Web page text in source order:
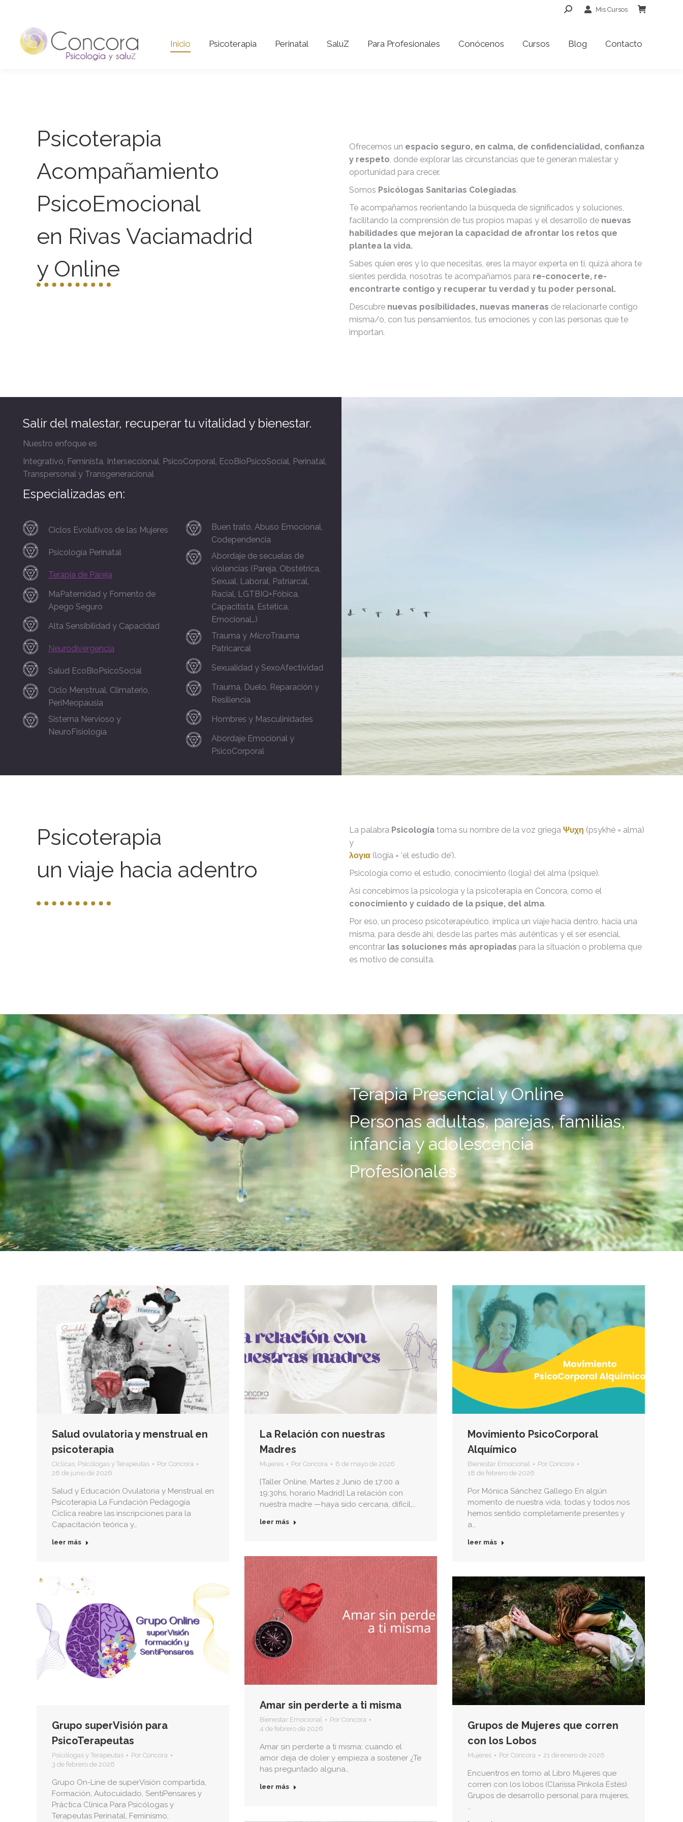
Buscar: Mis Cursos
Inicio Psicoterapia Perinatal SaluZ Para Profesionales Conócenos Cursos Blog Contacto
Psicoterapia
Acompañamiento
PsicoEmocional
en Rivas Vaciamadrid
y Online
Ofrecemos un espacio seguro, en calma, de confidencialidad, confianza
y respeto, donde explorar las circunstancias que te generan malestar y
oportunidad para crecer.
Somos Psicólogas Sanitarias Colegiadas.
Te acompañamos reorientando la búsqueda de significados y soluciones,
facilitando la comprensión de tus propios mapas y el desarrollo de nuevas
habilidades que mejoran la capacidad de afrontar los retos que
plantea la vida.
Sabes quien eres y lo que necesitas, eres la mayor experta en ti, quizá ahora te
sientes perdida, nosotras te acompañamos para re-conocerte, re-
encontrarte contigo y recuperar tu verdad y tu poder personal.
Descubre nuevas posibilidades, nuevas maneras de relacionarte contigo
misma/o, con tus pensamientos, tus emociones y con las personas que te
importan.
Salir del malestar, recuperar tu vitalidad y bienestar.
Nuestro enfoque es
Integrativo, Feminista, Interseccional, PsicoCorporal, EcoBioPsicoSocial, Perinatal,
Transpersonal y Transgeneracional
Especializadas en:
Ciclos Evolutivos de las Mujeres
Psicología Perinatal
Terapia de Pareja
MaPaternidad y Fomento de
Apego Seguro
Alta Sensibilidad y Capacidad
Neurodivergencia
Salud EcoBioPsicoSocial
Ciclo Menstrual, Climaterio,
PeriMeopausia
Sistema Nervioso y
NeuroFisiología
Buen trato, Abuso Emocional,
Codependencia
Abordaje de secuelas de
violencias (Pareja, Obstétrica,
Sexual, Laboral, Patriarcal,
Racial, LGTBIQ+Fóbica,
Capacitista, Estética,
Emocional…)
Trauma y MicroTrauma
Patricarcal
Sexualidad y SexoAfectividad
Trauma, Duelo, Reparación y
Resiliencia
Hombres y Masculinidades
Abordaje Emocional y
PsicoCorporal
Psicoterapia
un viaje hacia adentro
La palabra Psicología toma su nombre de la voz griega Ψυχη (psykhé = alma)
y
λογια (logia = ‘el estudio de’).
Psicología como el estudio, conocimiento (logia) del alma (psique).
Así concebimos la psicología y la psicoterapia en Concora, como el
conocimiento y cuidado de la psique, del alma.
Por eso, un proceso psicoterapéutico, implica un viaje hacia dentro, hacia una
misma, para desde ahí, desde las partes más auténticas y el ser esencial,
encontrar las soluciones más apropiadas para la situación o problema que
es motivo de consulta.
Terapia Presencial y Online
Personas adultas, parejas, familias,
infancia y adolescencia
Profesionales
Salud ovulatoria y menstrual en
psicoterapia
Cíclicas Psicólogas y Terapeutas Por Concora
26 de junio de 2026
Salud y Educación Ovulatoria y Menstrual en
Psicoterapia La Fundación Pedagogía
Cíclica reabre las inscripciones para la
Capacitación teórica y…
leer más
La Relación con nuestras
Madres
Mujeres Por Concora 6 de mayo de 2026
[Taller Online, Martes 2 Junio de 17:00 a
19:30hs, horario Madrid] La relación con
nuestra madre —haya sido cercana, difícil,…
leer más
Movimiento PsicoCorporal
Alquímico
Bienestar Emocional Por Concora
18 de febrero de 2026
Por Mónica Sánchez Gallego En algún
momento de nuestra vida, todas y todos nos
hemos sentido completamente presentes y
a…
leer más
Amar sin perderte a ti misma
Bienestar Emocional Por Concora
4 de febrero de 2026
Amar sin perderte a ti misma: cuando el
amor deja de doler y empieza a sostener ¿Te
has preguntado alguna…
leer más
Grupo superVisión para
PsicoTerapeutas
Psicólogas y Terapeutas Por Concora
3 de febrero de 2026
Grupo On-Line de superVisión compartida,
Formación, Autocuidado, SentiPensares y
Práctica Clínica Para Psicólogas y
Terapeutas Perinatal, Feminismo,
Grupos de Mujeres que corren
con los Lobos
Mujeres Por Concora 21 de enero de 2026
Encuentros en torno al Libro Mujeres que
corren con los lobos (Clarissa Pínkola Estés)
Grupos de desarrollo personal para mujeres,
…